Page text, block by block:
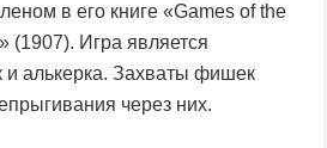
в его книге «Games of the
(1907). Игра является
алькерка. Захваты фишек
через них.